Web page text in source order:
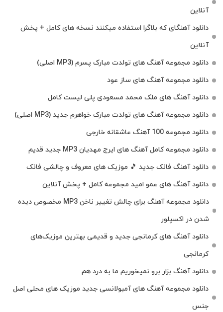
آنلاین
دانلود آهنگای که بلاگرا استفاده میکنند نسخه های کامل + پخش
آنلاین
دانلود مجموعه آهنگ های تولدت مبارک پسرم (MP3 اصلی)
دانلود مجموعه آهنگ های ساز عود
دانلود آهنگ های ملک‌ محمد مسعودی پلی لیست کامل
دانلود مجموعه آهنگ های تولدت مبارک خواهرم جدید (MP3 اصلی)
دانلود مجموعه 100 آهنگ عاشقانه خارجی
دانلود مجموعه کامل آهنگ های ایرج مهدیان MP3 جدید قدیم
دانلود آهنگ فانک جدید 🎵 موزیک‌ های معروف و چالشی فانک
دانلود آهنگ های عمو امید مجموعه کامل + پخش آنلاین
دانلود مجموعه آهنگ برای چالش تغییر ناخن MP3 مخصوص دیده
شدن در اکسپلور
دانلود آهنگ‌ های کرمانجی جدید و قدیمی بهترین موزیک‌های
کرمانجی
دانلود آهنگ بزار برو نمیخوریم ما به درد هم
دانلود مجموعه آهنگ های آمبولانسی جدید موزیک های محلی اصل
جنس